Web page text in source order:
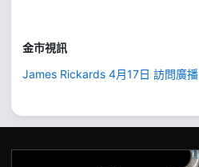
金市視訊
James Rickards 4月17日 訪問廣播